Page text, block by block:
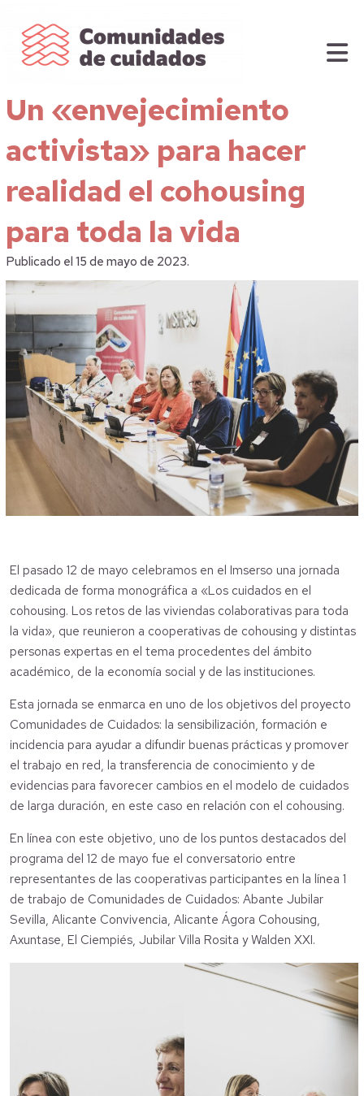
Un «envejecimiento
activista» para hacer
realidad el cohousing
para toda la vida
Publicado el 15 de mayo de 2023.
El pasado 12 de mayo celebramos en el Imserso una jornada
dedicada de forma monográfica a «Los cuidados en el
cohousing. Los retos de las viviendas colaborativas para toda
la vida», que reunieron a cooperativas de cohousing y distintas
personas expertas en el tema procedentes del ámbito
académico, de la economía social y de las instituciones.
Esta jornada se enmarca en uno de los objetivos del proyecto
Comunidades de Cuidados: la sensibilización, formación e
incidencia para ayudar a difundir buenas prácticas y promover
el trabajo en red, la transferencia de conocimiento y de
evidencias para favorecer cambios en el modelo de cuidados
de larga duración, en este caso en relación con el cohousing.
En línea con este objetivo, uno de los puntos destacados del
programa del 12 de mayo fue el conversatorio entre
representantes de las cooperativas participantes en la línea 1
de trabajo de Comunidades de Cuidados: Abante Jubilar
Sevilla, Alicante Convivencia, Alicante Ágora Cohousing,
Axuntase, El Ciempiés, Jubilar Villa Rosita y Walden XXI.